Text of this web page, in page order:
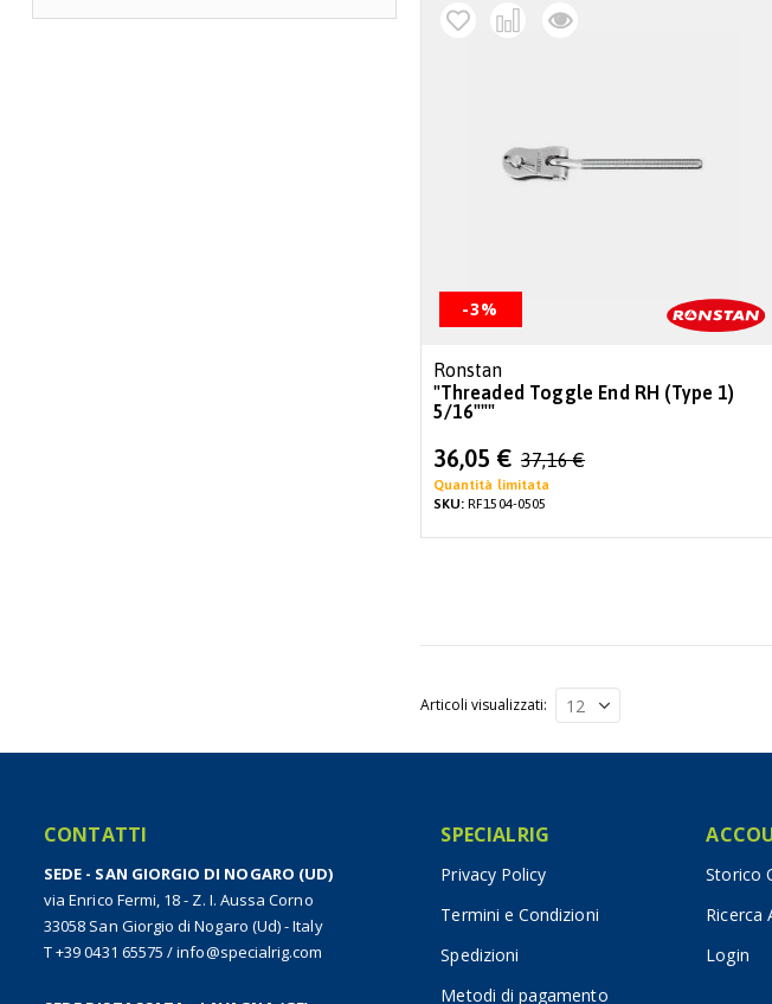
-3%
Ronstan
"Threaded Toggle End RH (Type 1)
5/16"""
Special
Price
36,05 € 37,16 €
Quantità limitata
SKU:RF1504-0505
Articoli visualizzati
CONTATTI
SEDE - SAN GIORGIO DI NOGARO (UD)
via Enrico Fermi, 18 - Z. I. Aussa Corno
33058 San Giorgio di Nogaro (Ud) - Italy
T +39 0431 65575 /info@specialrig.com
SPECIALRIG
Privacy Policy
Termini e Condizioni
Spedizioni
Metodi di pagamento
Storico
Ricerca
Login